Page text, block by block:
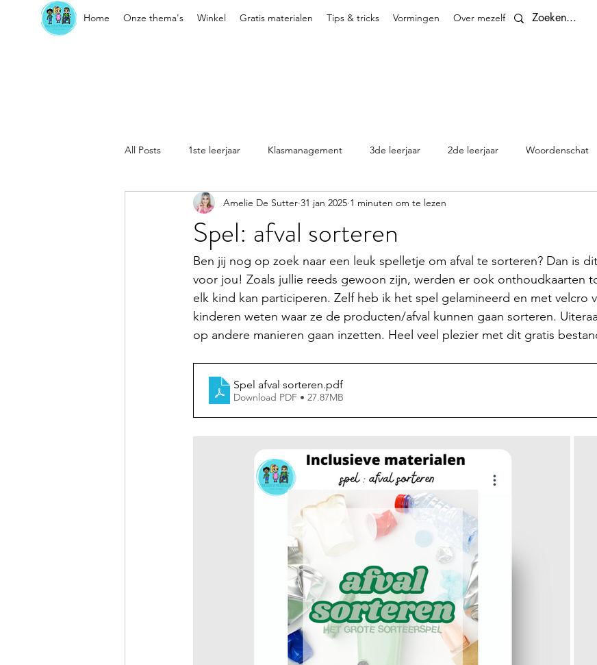
Home Onze thema's Winkel Gratis materialen Tips & tricks Vormingen Over mezelf Contact
All Posts 1ste leerjaar Klasmanagement 3de leerjaar 2de leerjaar Woordenschat
Sociaal-emotionele vaardigheden 4de leerjaar planningen
Klasorganisatie Klasthema's en kalenders
Spel: afval sorteren
Amelie De Sutter 31 jan 2025 1 minuten om te lezen
Ben jij nog op zoek naar een leuk spelletje om afval te sorteren? Dan is
voor jou! Zoals jullie reeds gewoon zijn, werden er ook onthoudkaarten
elk kind kan participeren. Zelf heb ik het spel gelamineerd en met velcro
kinderen weten waar ze de producten/afval kunnen gaan sorteren.
op andere manieren gaan inzetten. Heel veel plezier met dit gratis
Spel afval sorteren.pdf
Download PDF • 27.87MB